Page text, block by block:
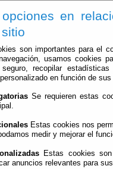
en
son importantes para el
usamos cookies
recopilar
en función de sus
Se requieren estas
Estas cookies nos
medir y mejorar el
Estas cookies
anuncios relevantes para
de trabajo y convenios colectivos